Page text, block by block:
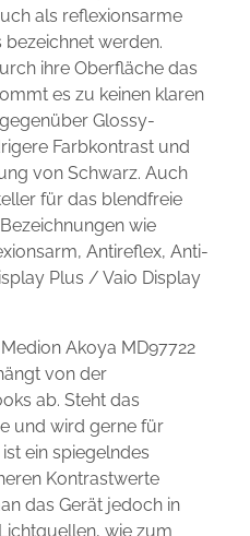
als reflexionsarme
werden.
ihre Oberfläche das
es zu keinen klaren
Glossy-
Farbkontrast und
von Schwarz. Auch
für das blendfreie
wie
Antireflex, Anti-
Plus / Vaio Display
Akoya MD97722
von der
ab. Steht das
und wird gerne für
ein spiegelndes
Kontrastwerte
das Gerät jedoch in
wie zum